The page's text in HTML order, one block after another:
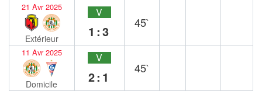
21 Avr 2025
Extérieur
V
1:3
45`
11 Avr 2025
Domicile
V
2:1
45`